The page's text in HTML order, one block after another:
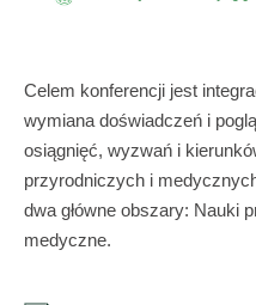
Celem konferencji jest
wymiana doświadczeń i
osiągnięć, wyzwań i
przyrodniczych i
dwa główne obszary: Nauki
medyczne.